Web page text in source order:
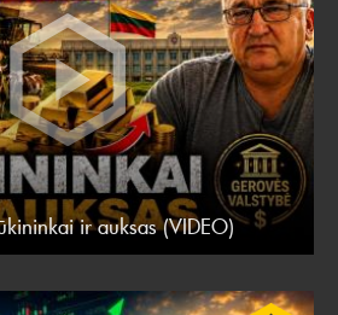
ir auksas (VIDEO)